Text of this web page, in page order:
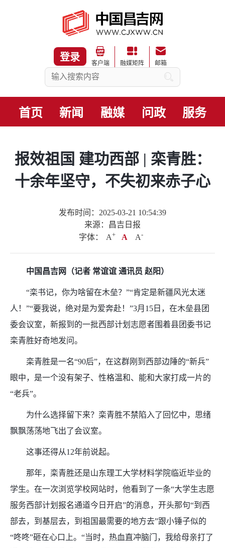
登录
客户端 融媒矩阵 邮箱
首页 新闻 融媒 问政 服务
报效祖国 建功西部 | 栾青胜：
十余年坚守，不失初来赤子心
发布时间：2025-03-21 10:54:39
来源：昌吉日报
字体：
A+ A A-
中国昌吉网（记者 常谊谊 通讯员 赵阳）
“栾书记，你为啥留在木垒？”“肯定是新疆风光太迷
人！”“要我说，绝对是为爱奔赴！”3月15日，在木垒县团
委会议室，新报到的一批西部计划志愿者围着县团委书记
栾青胜好奇地发问。
栾青胜是一名“90后”，在这群刚到西部边陲的“新兵”
眼中，是一个没有架子、性格温和、能和大家打成一片的
“老兵”。
为什么选择留下来？栾青胜不禁陷入了回忆中，思绪
飘飘荡荡地飞出了会议室。
这事还得从12年前说起。
那年，栾青胜还是山东理工大学材料学院临近毕业的
学生。在一次浏览学校网站时，他看到了一条“大学生志愿
服务西部计划报名通道今日开启”的消息，开头那句“到西
部去，到基层去，到祖国最需要的地方去”跟小锤子似的
“咚咚”砸在心口上。“当时，热血直冲脑门，我给母亲打了